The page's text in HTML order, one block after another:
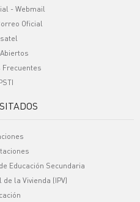
- Webmail
Oficial
Frecuentes
Educación Secundaria
la Vivienda (IPV)